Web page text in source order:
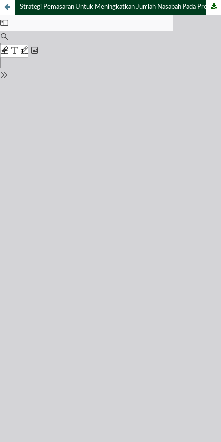
Strategi Pemasaran Untuk Meningkatkan Jumlah Nasabah Pada Produk Pembiayaan KPR di Bank BTN KC Jember